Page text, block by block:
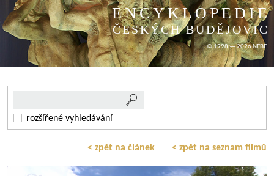
ENCYKLOPEDIE
ČESKÝCH BUDĚJOVIC
© 1998 — 2026 NEBE
rozšířené vyhledávání
< zpět na článek < zpět na seznam filmů